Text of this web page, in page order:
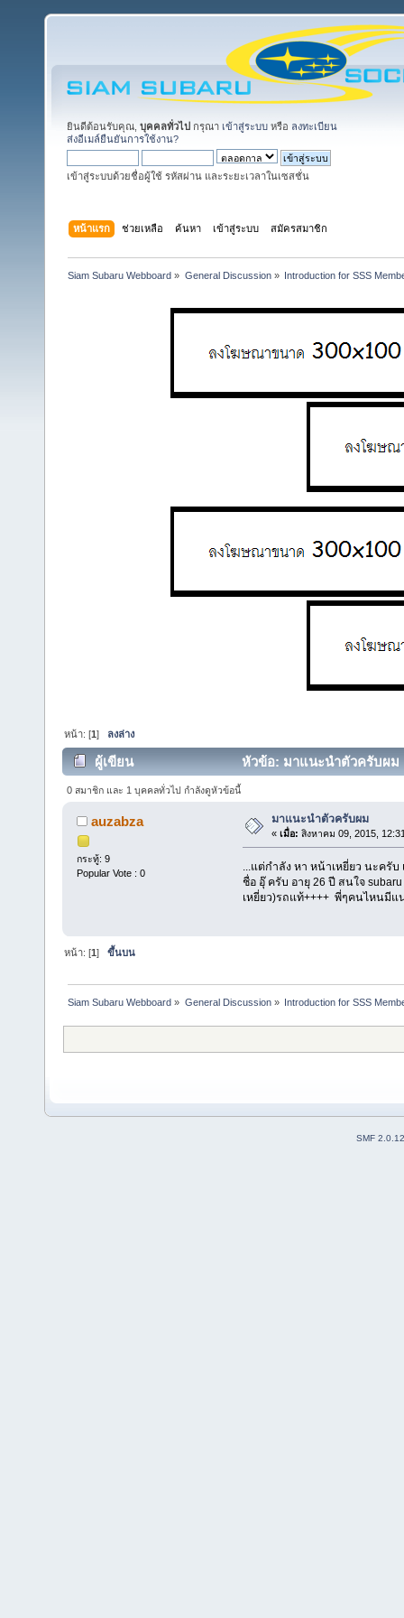
ยินดีต้อนรับคุณ, บุคคลทั่วไป กรุณา เข้าสู่ระบบ หรือ ลงทะเบียน
ส่งอีเมล์ยืนยันการใช้งาน?
เข้าสู่ระบบด้วยชื่อผู้ใช้ รหัสผ่าน และระยะเวลาในเซสชั่น
หน้าแรก ช่วยเหลือ ค้นหา เข้าสู่ระบบ สมัครสมาชิก
Siam Subaru Webboard » General Discussion» Introduction for SSS
หน้า: [1] ลงล่าง
ผู้เขียน หัวข้อ: มาแนะนำตัวครับผม
0 สมาชิก และ 1 บุคคลทั่วไป กำลังดูหัวข้อนี้
auzabza
กระทู้: 9
Popular Vote : 0
มาแนะนำตัวครับผม
« เมื่อ: สิงหาคม 09, 2015,
...แต่กำลัง หา หน้าเหยี่ยว นะครั
ชื่อ อุ๊ ครับ อายุ 26 ปี สนใจ
เหยี่ยว)รถแท้++++ พี่ๆคนไหนมี
หน้า: [1]ขึ้นบน
Siam Subaru Webboard » General Discussion» Introduction for SSS
SMF 2.0.12